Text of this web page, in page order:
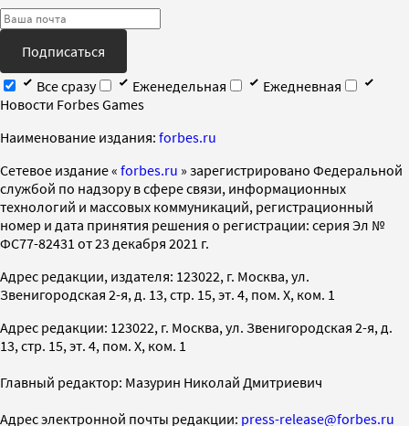
Подписаться
Все сразу
Еженедельная
Ежедневная
Новости Forbes Games
Наименование издания: forbes.ru
Cетевое издание « forbes.ru » зарегистрировано Федеральной
службой по надзору в сфере связи, информационных
технологий и массовых коммуникаций, регистрационный
номер и дата принятия решения о регистрации: серия Эл №
ФС77-82431 от 23 декабря 2021 г.
Адрес редакции, издателя: 123022, г. Москва, ул.
Звенигородская 2-я, д. 13, стр. 15, эт. 4, пом. X, ком. 1
Адрес редакции: 123022, г. Москва, ул. Звенигородская 2-я, д.
13, стр. 15, эт. 4, пом. X, ком. 1
Главный редактор: Мазурин Николай Дмитриевич
Адрес электронной почты редакции: press-release@forbes.ru